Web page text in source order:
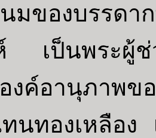
มของบรรดา
เป็นพระผู้ช่
งค์อานุภาพข
นทองเหลือง